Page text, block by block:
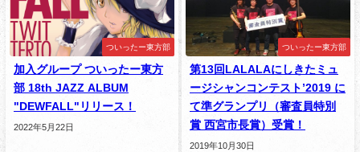
ついったー東方部
加入グループ ついったー東方
部 18th JAZZ ALBUM
"DEWFALL"リリース！
2022年5月22日
ついったー東方部
第13回LALALAにしきたミュ
ージシャンコンテスト’2019 に
て準グランプリ（審査員特別
賞 西宮市長賞）受賞！
2019年10月30日